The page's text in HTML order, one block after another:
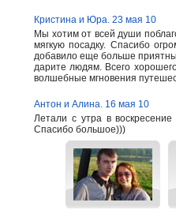
Кристина и Юра. 23 мая 10
Мы хотим от всей души
мягкую посадку. Спасибо
добавило еще больше
дарите людям. Всего
волшебные мгновения
Антон и Алина. 16 мая 10
Летали с утра в
Спасибо большое)))